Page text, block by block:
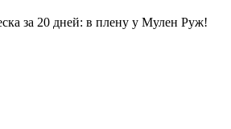
за 20 дней: в плену у Мулен Руж!